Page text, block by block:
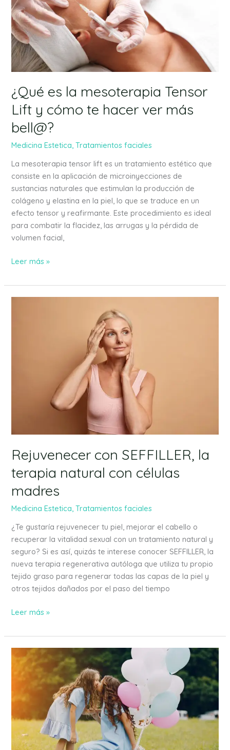
¿Qué es la mesoterapia Tensor
Lift y cómo te hacer ver más
bell@?
Medicina Estetica,Tratamientos faciales
La mesoterapia tensor lift es un tratamiento estético que
consiste en la aplicación de microinyecciones de
sustancias naturales que estimulan la producción de
colágeno y elastina en la piel, lo que se traduce en un
efecto tensor y reafirmante. Este procedimiento es ideal
para combatir la flacidez, las arrugas y la pérdida de
volumen facial,
Tensor
Lift
y
cómo
te
hacer
más
bell@?
Leer más »
Rejuvenecer con SEFFILLER, la
terapia natural con células
madres
Medicina Estetica,Tratamientos faciales
¿Te gustaría rejuvenecer tu piel, mejorar el cabello o
recuperar la vitalidad sexual con un tratamiento natural y
seguro? Si es así, quizás te interese conocer SEFFILLER, la
nueva terapia regenerativa autóloga que utiliza tu propio
tejido graso para regenerar todas las capas de la piel y
otros tejidos dañados por el paso del tiempo
Leer más »
Regalos
saludables
mamá
en
Palma
de
Mallorca